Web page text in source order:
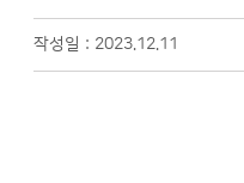
작성일 : 2023.12.11